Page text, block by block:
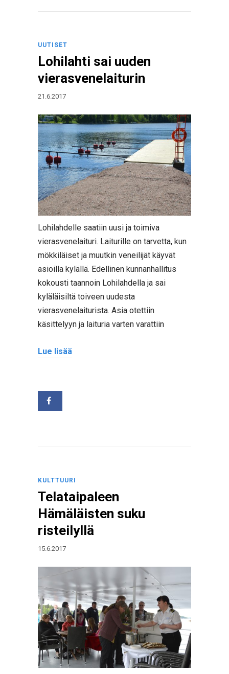
UUTISET
Lohilahti sai uuden
vierasvenelaiturin
21.6.2017
Lohilahdelle saatiin uusi ja toimiva
vierasvenelaituri. Laiturille on tarvetta, kun
mökkiläiset ja muutkin veneilijät käyvät
asioilla kylällä. Edellinen kunnanhallitus
kokousti taannoin Lohilahdella ja sai
kyläläisiltä toiveen uudesta
vierasvenelaiturista. Asia otettiin
käsittelyyn ja laituria varten varattiin
Lue lisää
KULTTUURI
Telataipaleen
Hämäläisten suku
risteilyllä
15.6.2017